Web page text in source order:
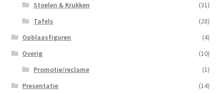
Stoelen & Krukken
(31)
Tafels
(28)
Opblaasfiguren
(4)
Overig
(10)
Promotie/reclame
(1)
Presentatie
(14)